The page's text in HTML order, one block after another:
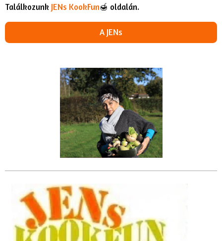
Találkozunk JENs KookFun🍯 oldalán.
A JENs